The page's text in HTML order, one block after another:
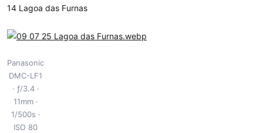
14 Lagoa das Furnas
Panasonic
DMC-LF1
ƒ/3.4
11mm
1/500s
ISO 80